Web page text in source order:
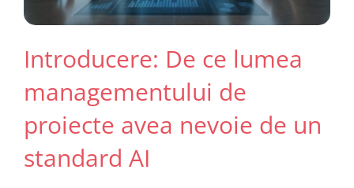
Introducere: De ce lumea
managementului de
proiecte avea nevoie de un
standard AI